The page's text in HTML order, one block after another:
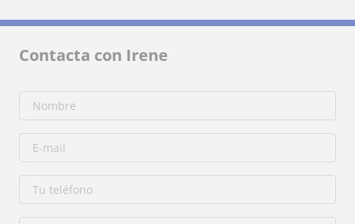
Contacta con Irene